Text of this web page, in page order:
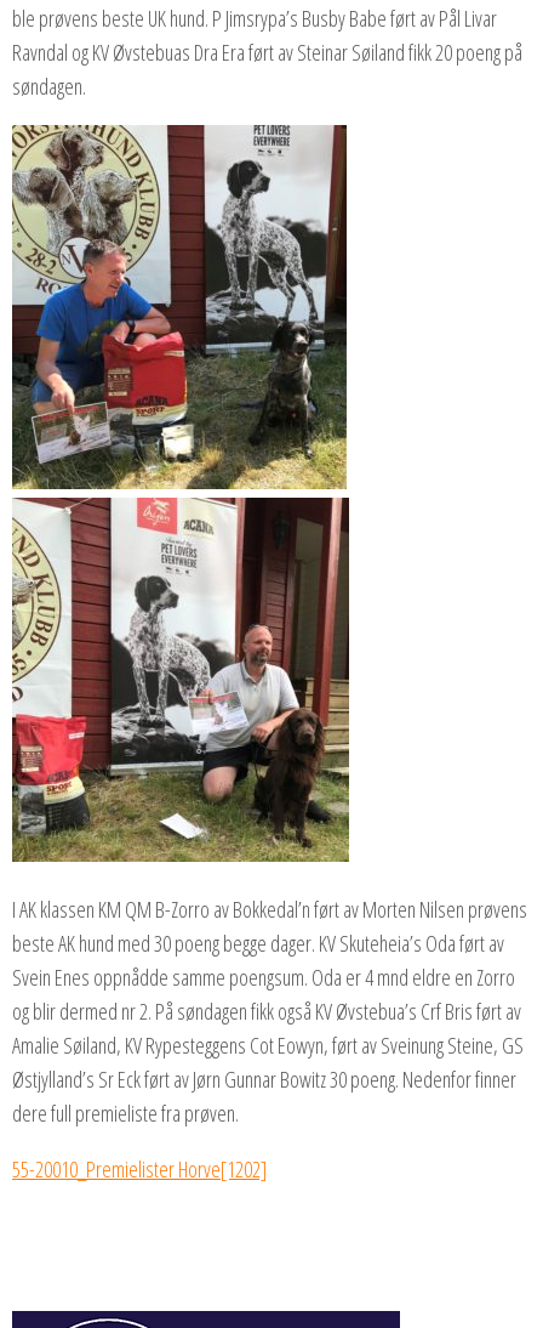
ble prøvens beste UK hund. P Jimsrypa’s Busby Babe ført av Pål Livar
Ravndal og KV Øvstebuas Dra Era ført av Steinar Søiland fikk 20 poeng på
søndagen.
I AK klassen KM QM B-Zorro av Bokkedal’n ført av Morten Nilsen prøvens
beste AK hund med 30 poeng begge dager. KV Skuteheia’s Oda ført av
Svein Enes oppnådde samme poengsum. Oda er 4 mnd eldre en Zorro
og blir dermed nr 2. På søndagen fikk også KV Øvstebua’s Crf Bris ført av
Amalie Søiland, KV Rypesteggens Cot Eowyn, ført av Sveinung Steine, GS
Østjylland’s Sr Eck ført av Jørn Gunnar Bowitz 30 poeng. Nedenfor finner
dere full premieliste fra prøven.
55-20010_Premielister Horve[1202]